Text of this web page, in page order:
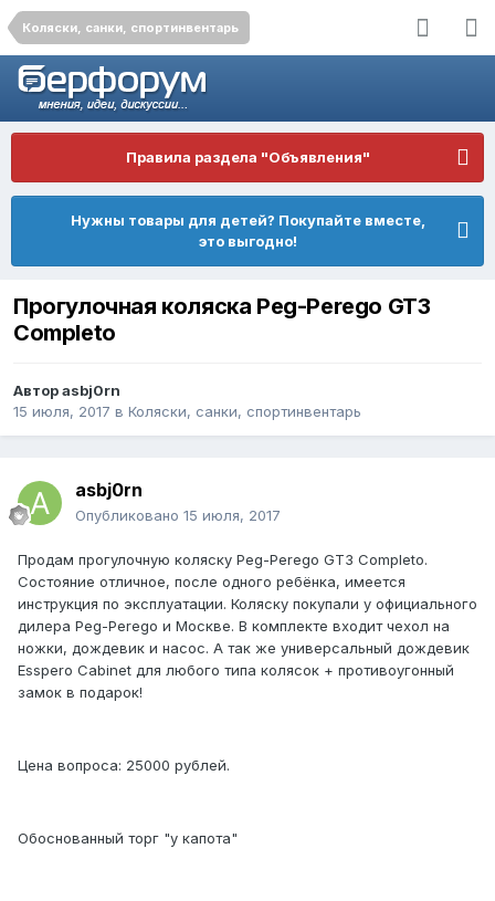
Коляски, санки, спортинвентарь
Правила раздела "Объявления"
Нужны товары для детей? Покупайте вместе,
это выгодно!
Прогулочная коляска Peg-Perego GT3
Completo
Авторasbj0rn
15 июля, 2017 в Коляски, санки, спортинвентарь
asbj0rn
Опубликовано 15 июля, 2017
Продам прогулочную коляску Peg-Perego GT3 Completo.
Состояние отличное, после одного ребёнка, имеется
инструкция по эксплуатации. Коляску покупали у официального
дилера Peg-Perego и Москве. В комплекте входит чехол на
ножки, дождевик и насос. А так же универсальный дождевик
Esspero Cabinet для любого типа колясок + противоугонный
замок в подарок!
Цена вопроса: 25000 рублей.
Обоснованный торг "у капота"